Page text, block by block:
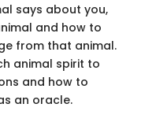
says about you,
and how to
from that animal.
animal spirit to
and how to
an oracle.